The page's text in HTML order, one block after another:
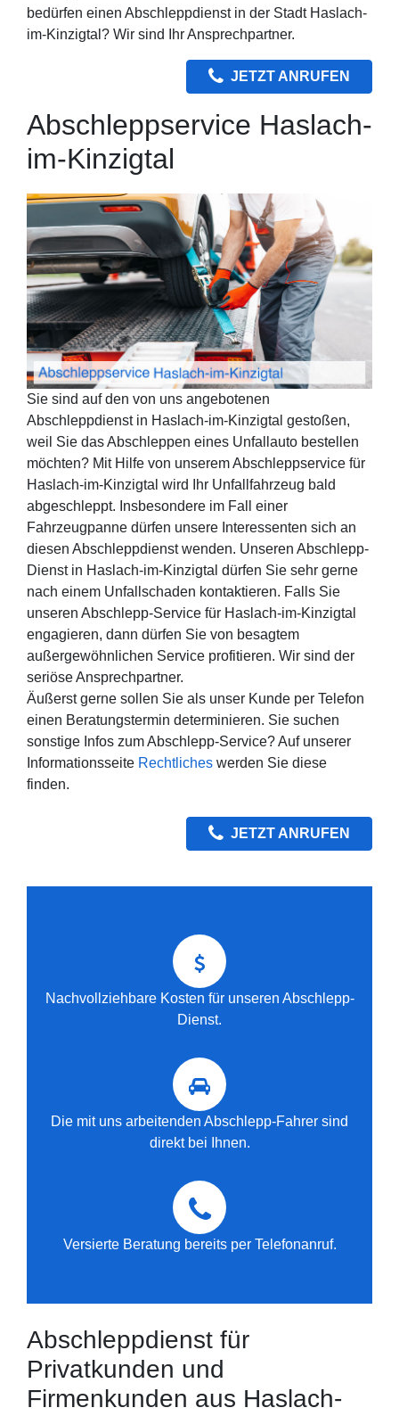
bedürfen einen Abschleppdienst in der Stadt Haslach-
im-Kinzigtal? Wir sind Ihr Ansprechpartner.
JETZT ANRUFEN
Abschleppservice Haslach-
im-Kinzigtal
Sie sind auf den von uns angebotenen
Abschleppdienst in Haslach-im-Kinzigtal gestoßen,
weil Sie das Abschleppen eines Unfallauto bestellen
möchten? Mit Hilfe von unserem Abschleppservice für
Haslach-im-Kinzigtal wird Ihr Unfallfahrzeug bald
abgeschleppt. Insbesondere im Fall einer
Fahrzeugpanne dürfen unsere Interessenten sich an
diesen Abschleppdienst wenden. Unseren Abschlepp-
Dienst in Haslach-im-Kinzigtal dürfen Sie sehr gerne
nach einem Unfallschaden kontaktieren. Falls Sie
unseren Abschlepp-Service für Haslach-im-Kinzigtal
engagieren, dann dürfen Sie von besagtem
außergewöhnlichen Service profitieren. Wir sind der
seriöse Ansprechpartner.
Äußerst gerne sollen Sie als unser Kunde per Telefon
einen Beratungstermin determinieren. Sie suchen
sonstige Infos zum Abschlepp-Service? Auf unserer
Informationsseite Rechtliches werden Sie diese
finden.
JETZT ANRUFEN
Nachvollziehbare Kosten für unseren Abschlepp-
Dienst.
Die mit uns arbeitenden Abschlepp-Fahrer sind
direkt bei Ihnen.
Versierte Beratung bereits per Telefonanruf.
Abschleppdienst für
Privatkunden und
Firmenkunden aus Haslach-